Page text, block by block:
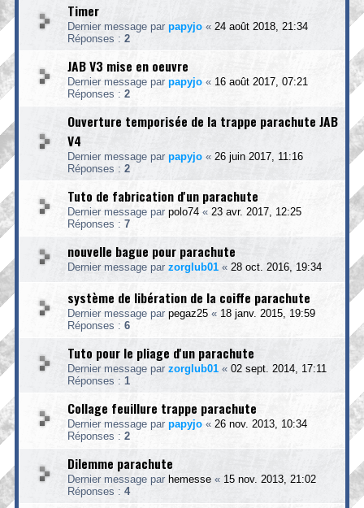
Timer
Dernier message par papyjo « 24 août 2018, 21:34
Réponses : 2
JAB V3 mise en oeuvre
Dernier message par papyjo « 16 août 2017, 07:21
Réponses : 2
Ouverture temporisée de la trappe parachute JAB
V4
Dernier message par papyjo « 26 juin 2017, 11:16
Réponses : 2
Tuto de fabrication d'un parachute
Dernier message par polo74 « 23 avr. 2017, 12:25
Réponses : 7
nouvelle bague pour parachute
Dernier message par zorglub01 « 28 oct. 2016, 19:34
système de libération de la coiffe parachute
Dernier message par pegaz25 « 18 janv. 2015, 19:59
Réponses : 6
Tuto pour le pliage d'un parachute
Dernier message par zorglub01 « 02 sept. 2014, 17:11
Réponses : 1
Collage feuillure trappe parachute
Dernier message par papyjo « 26 nov. 2013, 10:34
Réponses : 2
Dilemme parachute
Dernier message par hemesse « 15 nov. 2013, 21:02
Réponses : 4